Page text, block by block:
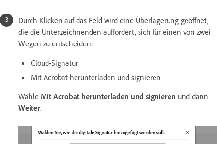
Durch Klicken auf das Feld wird eine Überlagerung geöffnet,
die die Unterzeichnenden auffordert, sich für einen von zwei
Wegen zu entscheiden:
Cloud-Signatur
Mit Acrobat herunterladen und signieren
Wähle Mit Acrobat herunterladen und signieren und dann
Weiter.